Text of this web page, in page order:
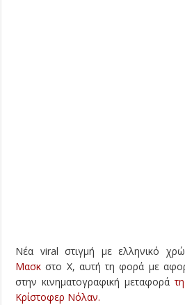
Νέα viral στιγμή με ελληνικό
Μασκ στο X, αυτή τη φορά με
στην κινηματογραφική μεταφορά
Κρίστοφερ Νόλαν.